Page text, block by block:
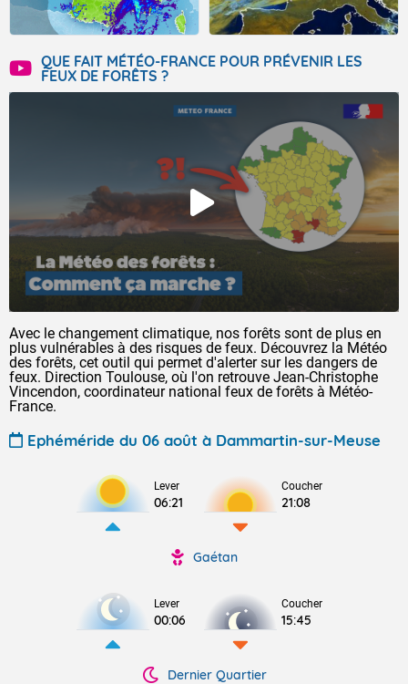
QUE FAIT MÉTÉO-FRANCE POUR PRÉVENIR LES
FEUX DE FORÊTS ?
Avec le changement climatique, nos forêts sont de plus en
plus vulnérables à des risques de feux. Découvrez la Météo
des forêts, cet outil qui permet d'alerter sur les dangers de
feux. Direction Toulouse, où l'on retrouve Jean-Christophe
Vincendon, coordinateur national feux de forêts à Météo-
France.
Ephéméride du 06 août à Dammartin-sur-Meuse
Lever
06:21
Coucher
21:08
Gaétan
Lever
00:06
Coucher
15:45
Dernier Quartier